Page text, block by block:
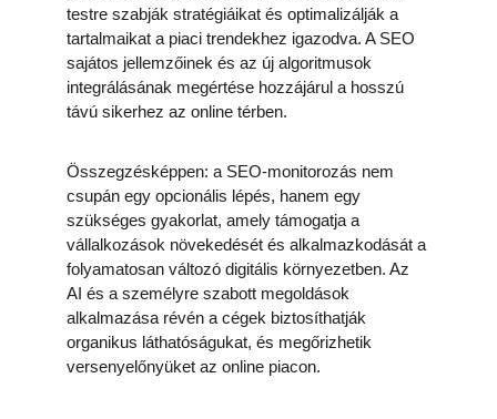
testre szabják stratégiáikat és optimalizálják a
tartalmaikat a piaci trendekhez igazodva. A SEO
sajátos jellemzőinek és az új algoritmusok
integrálásának megértése hozzájárul a hosszú
távú sikerhez az online térben.
Összegzésképpen: a SEO-monitorozás nem
csupán egy opcionális lépés, hanem egy
szükséges gyakorlat, amely támogatja a
vállalkozások növekedését és alkalmazkodását a
folyamatosan változó digitális környezetben. Az
AI és a személyre szabott megoldások
alkalmazása révén a cégek biztosíthatják
organikus láthatóságukat, és megőrizhetik
versenyelőnyüket az online piacon.